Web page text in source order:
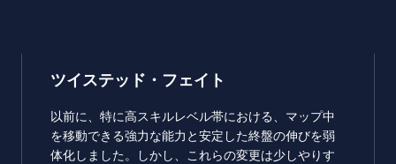
ツイステッド・フェイト
以前に、特に高スキルレベル帯における、マップ中
を移動できる強力な能力と安定した終盤の伸びを弱
体化しました。しかし、これらの変更は少しやりす